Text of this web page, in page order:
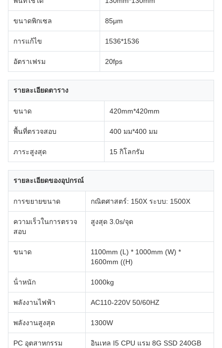
ขนาดพิกเซล 85μm
การแก้ไข 1536*1536
อัตราเฟรม 20fps
รายละเอียดตาราง
ขนาด 420mm*420mm
พื้นที่ตรวจสอบ 400 มม*400 มม
ภาระสูงสุด 15 กิโลกรัม
รายละเอียดของอุปกรณ์
การขยายขนาด กณิตศาสตร์: 150X ระบบ: 1500X
ความเร็วในการตรวจ
สอบ
สูงสุด 3.0s/จุด
ขนาด
1100mm (L) * 1000mm (W) *
1600mm ((H)
น้ําหนัก 1000kg
พลังงานไฟฟ้า AC110-220V 50/60HZ
พลังงานสูงสุด 1300W
PC อุตสาหกรรม อินเทล I5 CPU แรม 8G SSD 240GB